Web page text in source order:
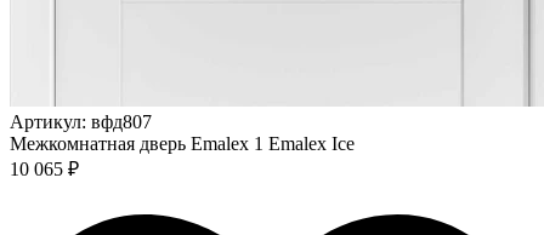
Артикул: вфд807
Межкомнатная дверь Emalex 1 Emalex Ice
10 065 ₽